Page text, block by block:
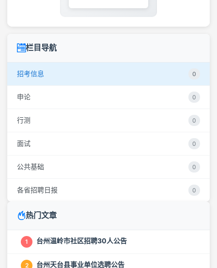
栏目导航
招考信息 0
申论 0
行测 0
面试 0
公共基础 0
各省招聘日报 0
热门文章
1 台州温岭市社区招聘30人公告
2 台州天台县事业单位选聘公告